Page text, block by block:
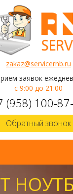
zakaz@servicernb.ru
заявок
с 9:00 до 21:00
(958) 100-
Обратный звонок